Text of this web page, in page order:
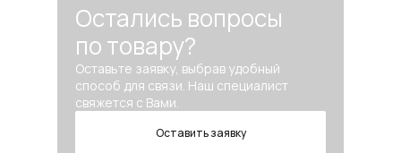
Остались вопросы
по товару?
Оставьте заявку, выбрав удобный
способ для связи. Наш специалист
свяжется с Вами.
Оставить заявку